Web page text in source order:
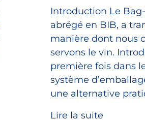
Introduction Le
abrégé en BIB, a
manière dont nous
servons le vin.
première fois dans
système
une alternative
Lire la suite